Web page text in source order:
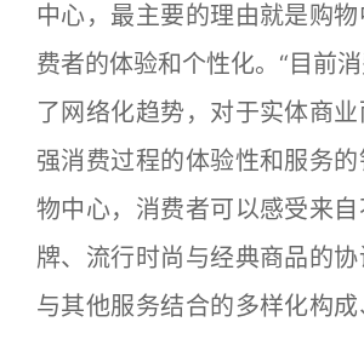
中心，最主要的理由就是购
费者的体验和个性化。“目前
了网络化趋势，对于实体商
强消费过程的体验性和服务
物中心，消费者可以感受来
牌、流行时尚与经典商品的
与其他服务结合的多样化构